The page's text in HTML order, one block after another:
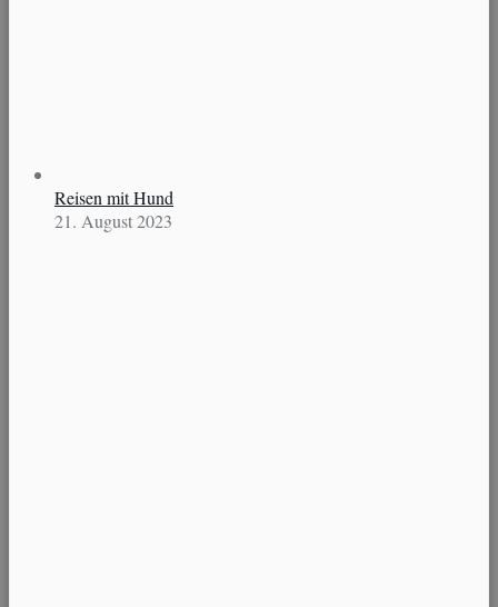
Reisen mit Hund
21. August 2023